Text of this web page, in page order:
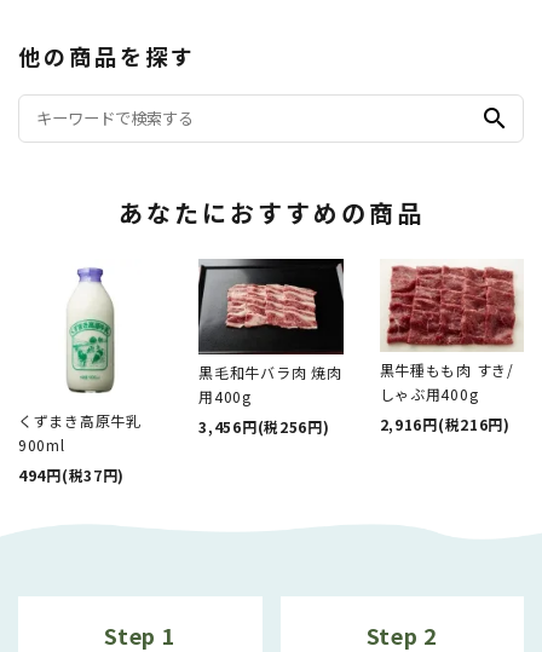
他の商品を探す
search
あなたにおすすめの商品
くずまき高原牛乳
900ml
494円(税37円)
黒毛和牛バラ肉 焼肉
用400g
3,456円(税256円)
黒牛種もも肉 すき/
しゃぶ用400g
2,916円(税216円)
Step 1 Step 2